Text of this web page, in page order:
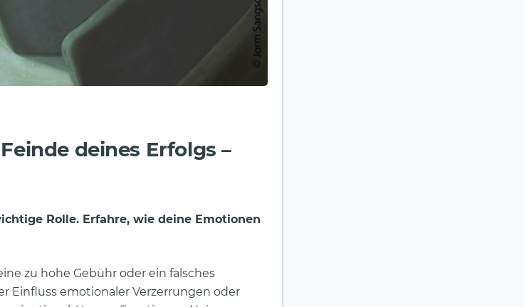
deines Erfolgs –
Rolle. Erfahre, wie deine Emotionen
zu hohe Gebühr oder ein falsches
Einfluss emotionaler Verzerrungen oder